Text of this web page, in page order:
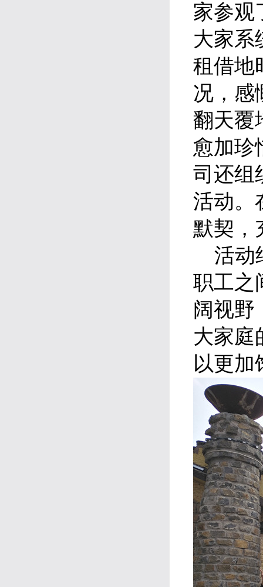
家参观
大家系
租借地
况，感
翻天覆
愈加珍
司还组
活动。
默契，
活动
职工之
阔视野
大家庭
以更加